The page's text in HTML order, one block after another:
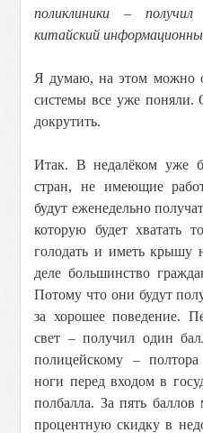
поликлиники –
китайский
Я думаю, на этом можно
системы все уже поняли.
докрутить.
Итак. В недалёком уже
стран, не имеющие
будут еженедельно
которую будет хватать
голодать и иметь крышу
деле большинство
Потому что они будут
за хорошее поведение.
свет – получил один
полицейскому –
ноги перед входом в
полбалла. За пять
процентную скидку в